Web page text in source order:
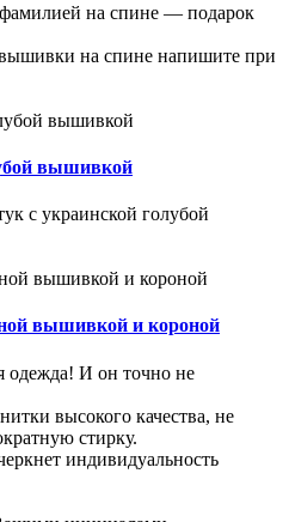
на спине — подарок
на спине напишите при
вышивкой
с украинской голубой
вышивкой и короной
одежда! И он точно не
высокого качества, не
стирку.
индивидуальность